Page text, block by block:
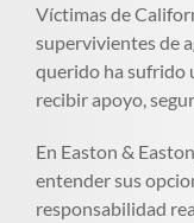
Víctimas de
supervivientes de
querido ha sufrido
recibir apoyo,
En Easton &
entender sus
responsabilidad